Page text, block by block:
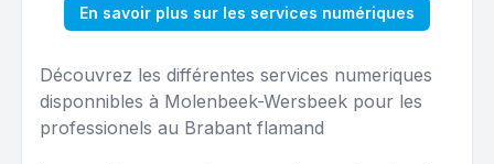
En savoir plus sur les services numériques
Découvrez les différentes services numeriques
disponnibles à Molenbeek-Wersbeek pour les
professionels au Brabant flamand